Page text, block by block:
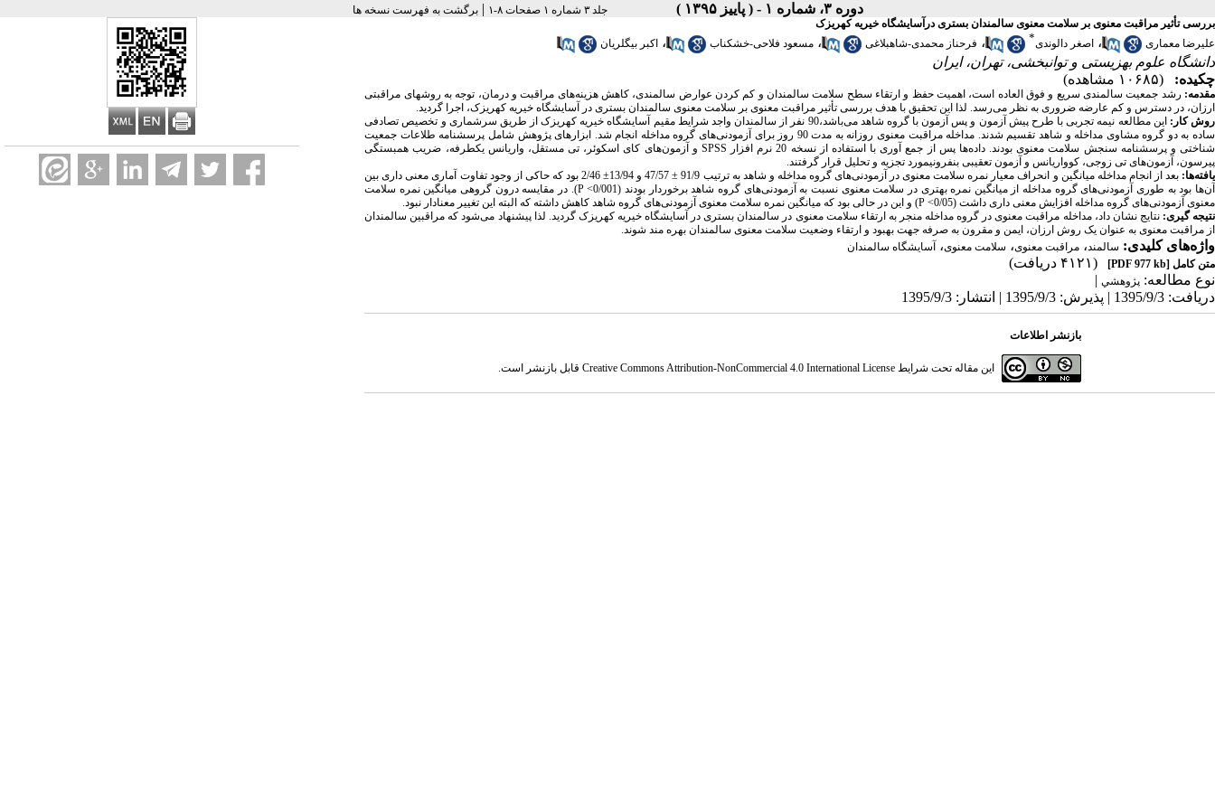
دوره ۳، شماره ۱ - ( پاییز ۱۳۹۵ ) جلد ۳ شماره ۱ صفحات ۸-۱ |برگشت به فهرست نسخه ها
بررسی تأثیر مراقبت معنوی بر سلامت معنوی سالمندان بستری درآسایشگاه خیریه کهریزک
علیرضا معماری
، اصغر دالوندی* ، فرحناز محمدی-شاهبلاغی ، مسعود فلاحی-خشکناب ، اکبر بیگلریان
دانشگاه علوم بهزیستی و توانبخشی، تهران، ایران
چکیده:
(۱۰۶۸۵ مشاهده)
مقدمه: رشد جمعیت سالمندی سریع و فوق العاده است، اهمیت حفظ و ارتقاء سطح سلامت سالمندان و کم کردن عوارض سالمندی، کاهش هزینه‌های مراقبت و درمان، توجه به روشهای مراقبتی
ارزان، در دسترس و کم عارضه ضروری به نظر می‌رسد. لذا این تحقیق با هدف بررسی تأثیر مراقبت معنوی بر سلامت معنوی سالمندان بستری در آسایشگاه خیریه کهریزک، اجرا گردید.
روش کار :
این مطالعه نیمه تجربی با طرح پیش آزمون و پس آزمون با گروه شاهد می‌باشد،90 نفر از سالمندان واجد شرایط مقیم آسایشگاه خیریه کهریزک از طریق سرشماری و تخصیص تصادفی
ساده به دو گروه مشاوی مداخله و شاهد تقسیم شدند. مداخله مراقبت معنوی روزانه به مدت 90 روز برای آزمودنی‌های گروه مداخله انجام شد. ابزارهای پژوهش شامل پرسشنامه طلاعات جمعیت
شناختی و پرسشنامه سنجش سلامت معنوی بودند. داده‌ها پس از جمع آوری با استفاده از نسخه 20 نرم افزار
SPSS و آزمون‌های کای اسکوئر، تی مستقل، واریانس یکطرفه، ضریب همبستگی
پیرسون، آزمون‌های تی زوجی، کوواریانس و آزمون تعقیبی بنفرونیمورد تجزیه و تحلیل قرار گرفتند.
یافته‌ها:
بعد از انجام مداخله میانگین و انحراف معیار نمره سلامت معنوی در آزمودنی‌های گروه مداخله و شاهد به ترتیب 91/9 ± 47/57 و 13/94± 2/46 بود که حاکی از وجود تفاوت آماری معنی داری بین
آن‌ها بود به طوری آزمودنی‌های گروه مداخله از میانگین نمره بهتری در سلامت معنوی نسبت به آزمودنی‌های گروه شاهد برخوردار بودند (0/001>
P). در مقایسه درون گروهی میانگین نمره سلامت
معنوی آزمودنی‌های گروه مداخله افزایش معنی داری داشت (0/05>
P) و این در حالی بود که میانگین نمره سلامت معنوی آزمودنی‌های گروه شاهد کاهش داشته که البته این تغییر معنادار نبود.
نتیجه گیری: نتایج نشان داد، مداخله مراقبت معنوی در گروه مداخله منجر به ارتقاء سلامت معنوی در سالمندان بستری در آسایشگاه خیریه کهریزک گردید. لذا پیشنهاد می‌شود که مراقبین سالمندان
از مراقبت معنوی به عنوان یک روش ارزان، ایمن و مقرون به صرفه جهت بهبود و ارتقاء وضعیت سلامت معنوی سالمندان بهره مند شوند.
واژه‌های کلیدی: سالمند ، مراقبت معنوی، سلامت معنوی،آسایشگاه سالمندان
متن کامل [PDF 977 kb]
(۴۱۲۱ دریافت)
نوع مطالعه: پژوهشي |
دریافت: 1395/9/3 | پذیرش: 1395/9/3 | انتشار: 1395/9/3
بازنشر اطلاعات
این مقاله تحت شرایط Creative Commons Attribution-NonCommercial 4.0 International Licenseقابل بازنشر است.